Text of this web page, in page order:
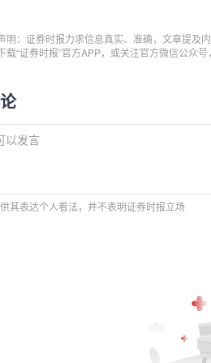
明：证券时报力求信息真实、准确，文章提及
载“证券时报”官方APP，或关注官方微信公众
以发言
其表达个人看法，并不表明证券时报立场